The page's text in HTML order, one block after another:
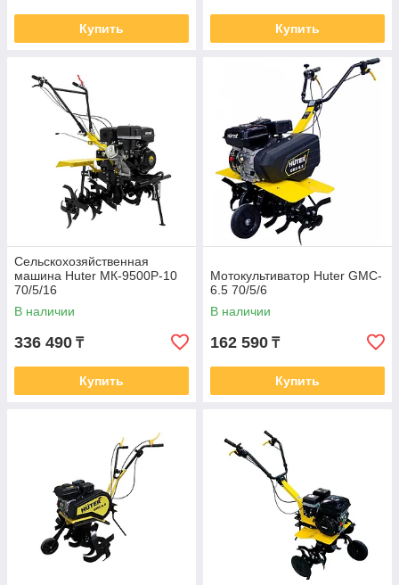
Купить Купить
Сельскохозяйственная
машина Huter МК-9500P-10
70/5/16
В наличии
336 490 ₸
Купить
Мотокультиватор Huter GMC-
6.5 70/5/6
В наличии
162 590 ₸
Купить